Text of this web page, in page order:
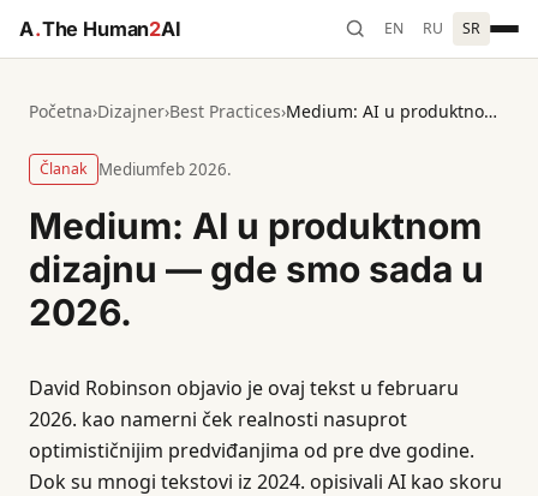
A.The Human2AI EN RU SR
Početna›Dizajner›Best Practices› Medium: AI u produktnom dizajnu — gde smo sada u 2026.
Članak Mediumfeb 2026.
Medium: AI u produktnom
dizajnu — gde smo sada u
2026.
David Robinson objavio je ovaj tekst u februaru
2026. kao namerni ček realnosti nasuprot
optimističnijim predviđanjima od pre dve godine.
Dok su mnogi tekstovi iz 2024. opisivali AI kao skoru